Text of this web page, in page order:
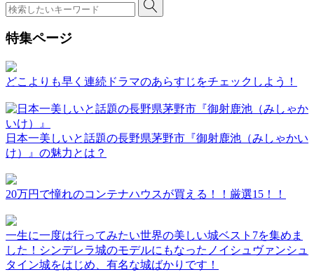
特集ページ
どこよりも早く連続ドラマのあらすじをチェックしよう！
日本一美しいと話題の長野県茅野市『御射鹿池（みしゃかい
け）』の魅力とは？
20万円で憧れのコンテナハウスが買える！！厳選15！！
一生に一度は行ってみたい世界の美しい城ベスト7を集めま
した！シンデレラ城のモデルにもなったノイシュヴァンシュ
タイン城をはじめ、有名な城ばかりです！